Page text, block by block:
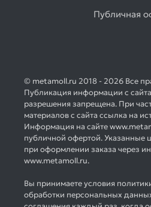
Публичная
© metamoll.ru 2018 - 2026 Все
Публикация информации с
разрешения запрещена. При
материалов с сайта ссылка на
Информация на сайте
публичной офертой. Указанные
при оформлении заказа через
www.metamoll.ru.
Вы принимаете условия
обработки персональных